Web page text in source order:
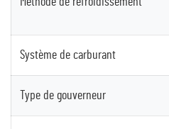
Système de carburant
Type de gouverneur